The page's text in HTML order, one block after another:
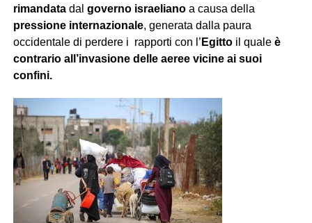
rimandatadal governo israelianoa causa della
pressione internazionale, generata dalla paura
occidentale di perdere i rapporti con l’ Egittoil quale è
contrario all’invasione delle aeree vicine ai suoi
confini.